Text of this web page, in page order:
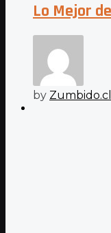
Lo Mejor
by Zumbido.cl